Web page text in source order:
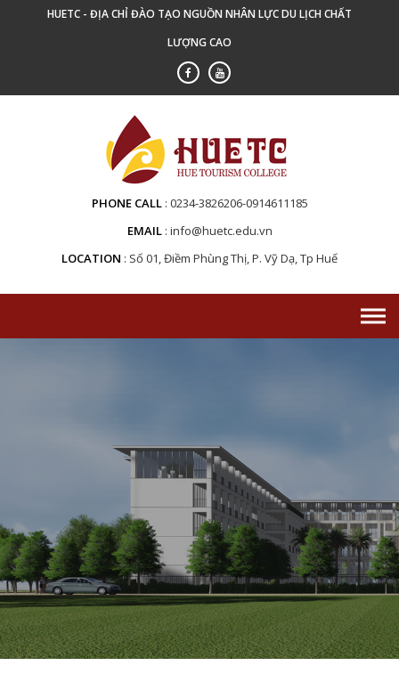
HUETC - ĐỊA CHỈ ĐÀO TẠO NGUỒN NHÂN LỰC DU LỊCH CHẤT
LƯỢNG CAO
PHONE CALL 0234-3826206-0914611185
EMAIL info@huetc.edu.vn
LOCATION
Số 01, Điềm Phùng Thị, P. Vỹ Dạ, Tp Huế